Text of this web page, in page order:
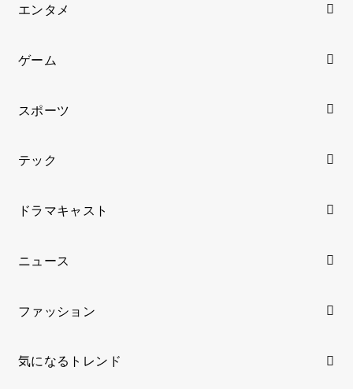
エンタメ
ゲーム
スポーツ
テック
ドラマキャスト
ニュース
ファッション
気になるトレンド